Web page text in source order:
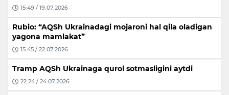
15:49 / 19.07.2026
Rubio: “AQSh Ukrainadagi mojaroni hal qila oladigan
yagona mamlakat”
15:45 / 22.07.2026
Tramp AQSh Ukrainaga qurol sotmasligini aytdi
22:24 / 24.07.2026